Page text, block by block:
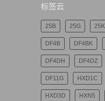
标签云
25B 25G 25K
DF4B DF4BK
DF4DH DF4DZ
DF11G HXD1C
HXD3D HXN5